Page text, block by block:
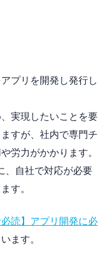
プリを開発し発行し
実現したいことを要
すが、社内で専門チ
労力がかかります。
、自社で対応が必要
す。
必読】アプリ開発に必
ます。